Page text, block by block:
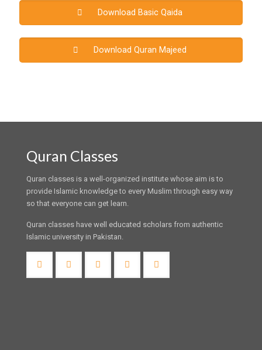
Download Basic Qaida
Download Quran Majeed
Quran Classes
Quran classes is a well-organized institute whose aim is to
provide Islamic knowledge to every Muslim through easy way
so that everyone can get learn.
Quran classes have well educated scholars from authentic
Islamic university in Pakistan.